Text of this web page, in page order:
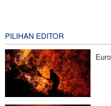
Chris Murphy: Trump Kalah, AS
Akhir Perang
Small Wars Journal: Kekuatan
'Mosaic Defense' Iran
PILIHAN EDITOR